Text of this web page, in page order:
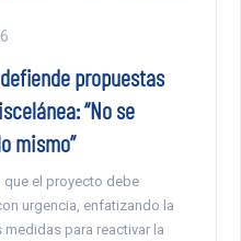
propuestas
“No se
mismo”
el proyecto debe
urgencia, enfatizando la
para reactivar la